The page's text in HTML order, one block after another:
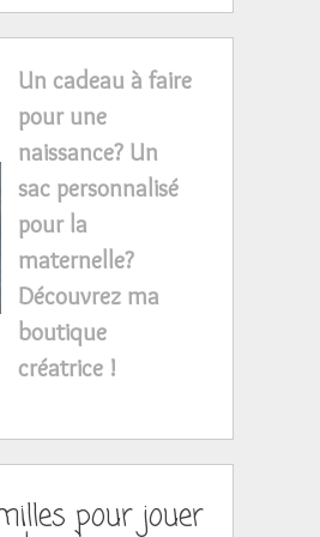
Un cadeau à faire
pour une
naissance? Un
sac personnalisé
pour la
maternelle?
Découvrez ma
boutique
créatrice !
pour jouer